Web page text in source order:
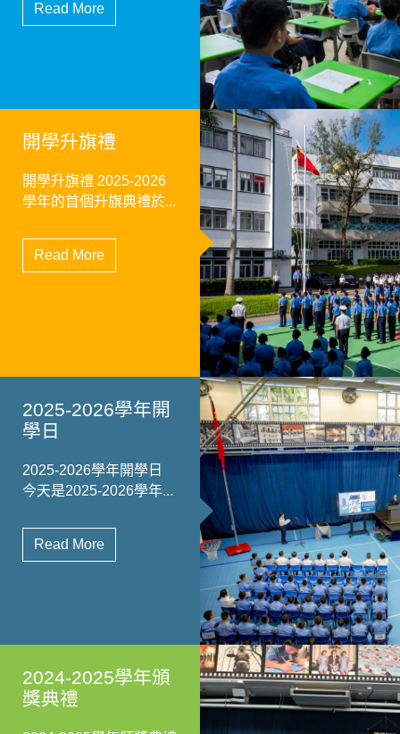
Read More
開學升旗禮
開學升旗禮 2025-2026
學年的首個升旗典禮於...
Read More
2025-2026學年開
學日
2025-2026學年開學日
今天是2025-2026學年...
Read More
2024-2025學年頒
獎典禮